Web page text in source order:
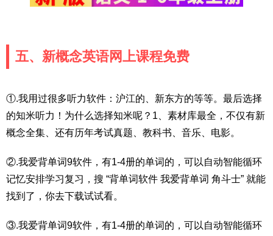
五、新概念英语网上课程免费
①.我用过很多听力软件：沪江的、新东方的等等。最后选择
的知米听力！为什么选择知米呢？1、素材库最全，不仅有新
概念全集、还有历年考试真题、教科书、音乐、电影。
②.我爱背单词9软件，有1-4册的单词的，可以自动智能循环
记忆安排学习复习，搜 “背单词软件 我爱背单词 角斗士” 就能
找到了，你去下载试试看。
③.我爱背单词9软件，有1-4册的单词的，可以自动智能循环